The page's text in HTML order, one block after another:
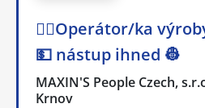
👷‍♂️Operátor/ka
💵 nástup ihned 👷
MAXIN'S People Czech,
Krnov